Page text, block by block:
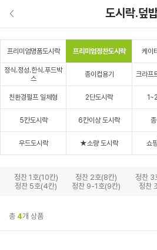
도시락.덮
프리미엄명품도시락 프리미엄정찬도시락 케이
정식.정성.한식.푸드박
스
종이컵용기 크라프
친환경펄프 일체형 2단도시락
5칸도시락 6칸이상 도시락
우드도시락 ★소량 도시락 쇼
정찬 1호(10칸) 정찬 2호(8칸) 정찬 3
정찬 5호(4칸)
정찬 9-1호(9칸) 정찬
총 4개 상품